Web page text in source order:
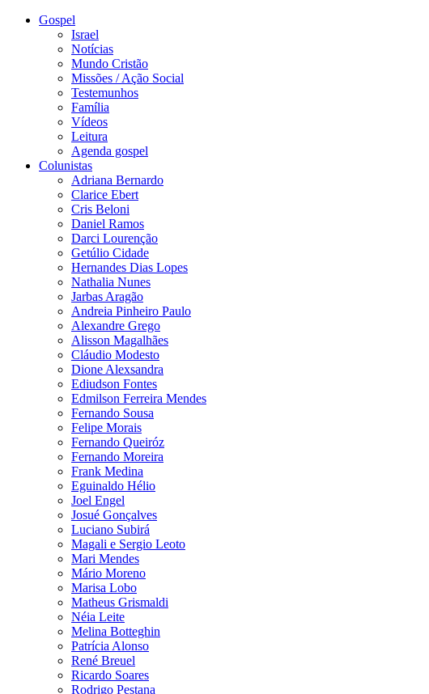
Gospel
Israel
Notícias
Mundo Cristão
Missões / Ação Social
Testemunhos
Família
Vídeos
Leitura
Agenda gospel
Colunistas
Adriana Bernardo
Clarice Ebert
Cris Beloni
Daniel Ramos
Darci Lourenção
Getúlio Cidade
Hernandes Dias Lopes
Nathalia Nunes
Jarbas Aragão
Andreia Pinheiro Paulo
Alexandre Grego
Alisson Magalhães
Cláudio Modesto
Dione Alexsandra
Ediudson Fontes
Edmilson Ferreira Mendes
Fernando Sousa
Felipe Morais
Fernando Queiróz
Fernando Moreira
Frank Medina
Eguinaldo Hélio
Joel Engel
Josué Gonçalves
Luciano Subirá
Magali e Sergio Leoto
Mari Mendes
Mário Moreno
Marisa Lobo
Matheus Grismaldi
Néia Leite
Melina Botteghin
Patrícia Alonso
René Breuel
Ricardo Soares
Rodrigo Pestana